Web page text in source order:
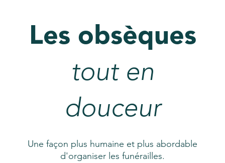
Les obsèques
tout en
douceur
Une façon plus humaine et plus abordable
d'organiser les funérailles.